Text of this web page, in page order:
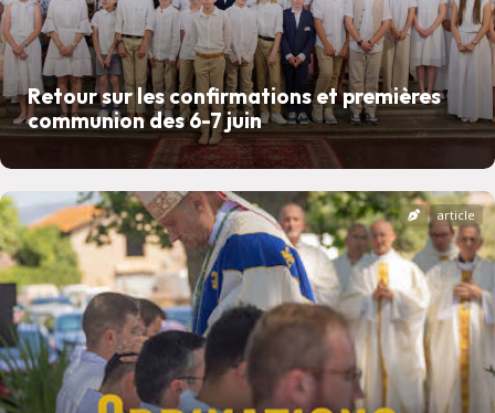
Retour sur les confirmations et premières
communion des 6-7 juin
article